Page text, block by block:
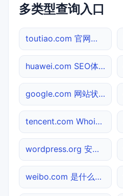
多类型查询入口
toutiao.com 官网入口
huawei.com SEO体检
google.com 网站状态
tencent.com Whois查询
wordpress.org 安全吗
weibo.com 是什么网站